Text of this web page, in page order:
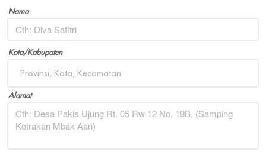
Nama
Kota/Kabupaten
Provinsi, Kota, Kecamatan
Alamat